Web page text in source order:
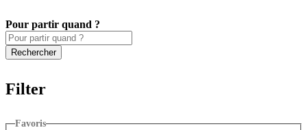
Pour partir quand ?
Filter
Favoris